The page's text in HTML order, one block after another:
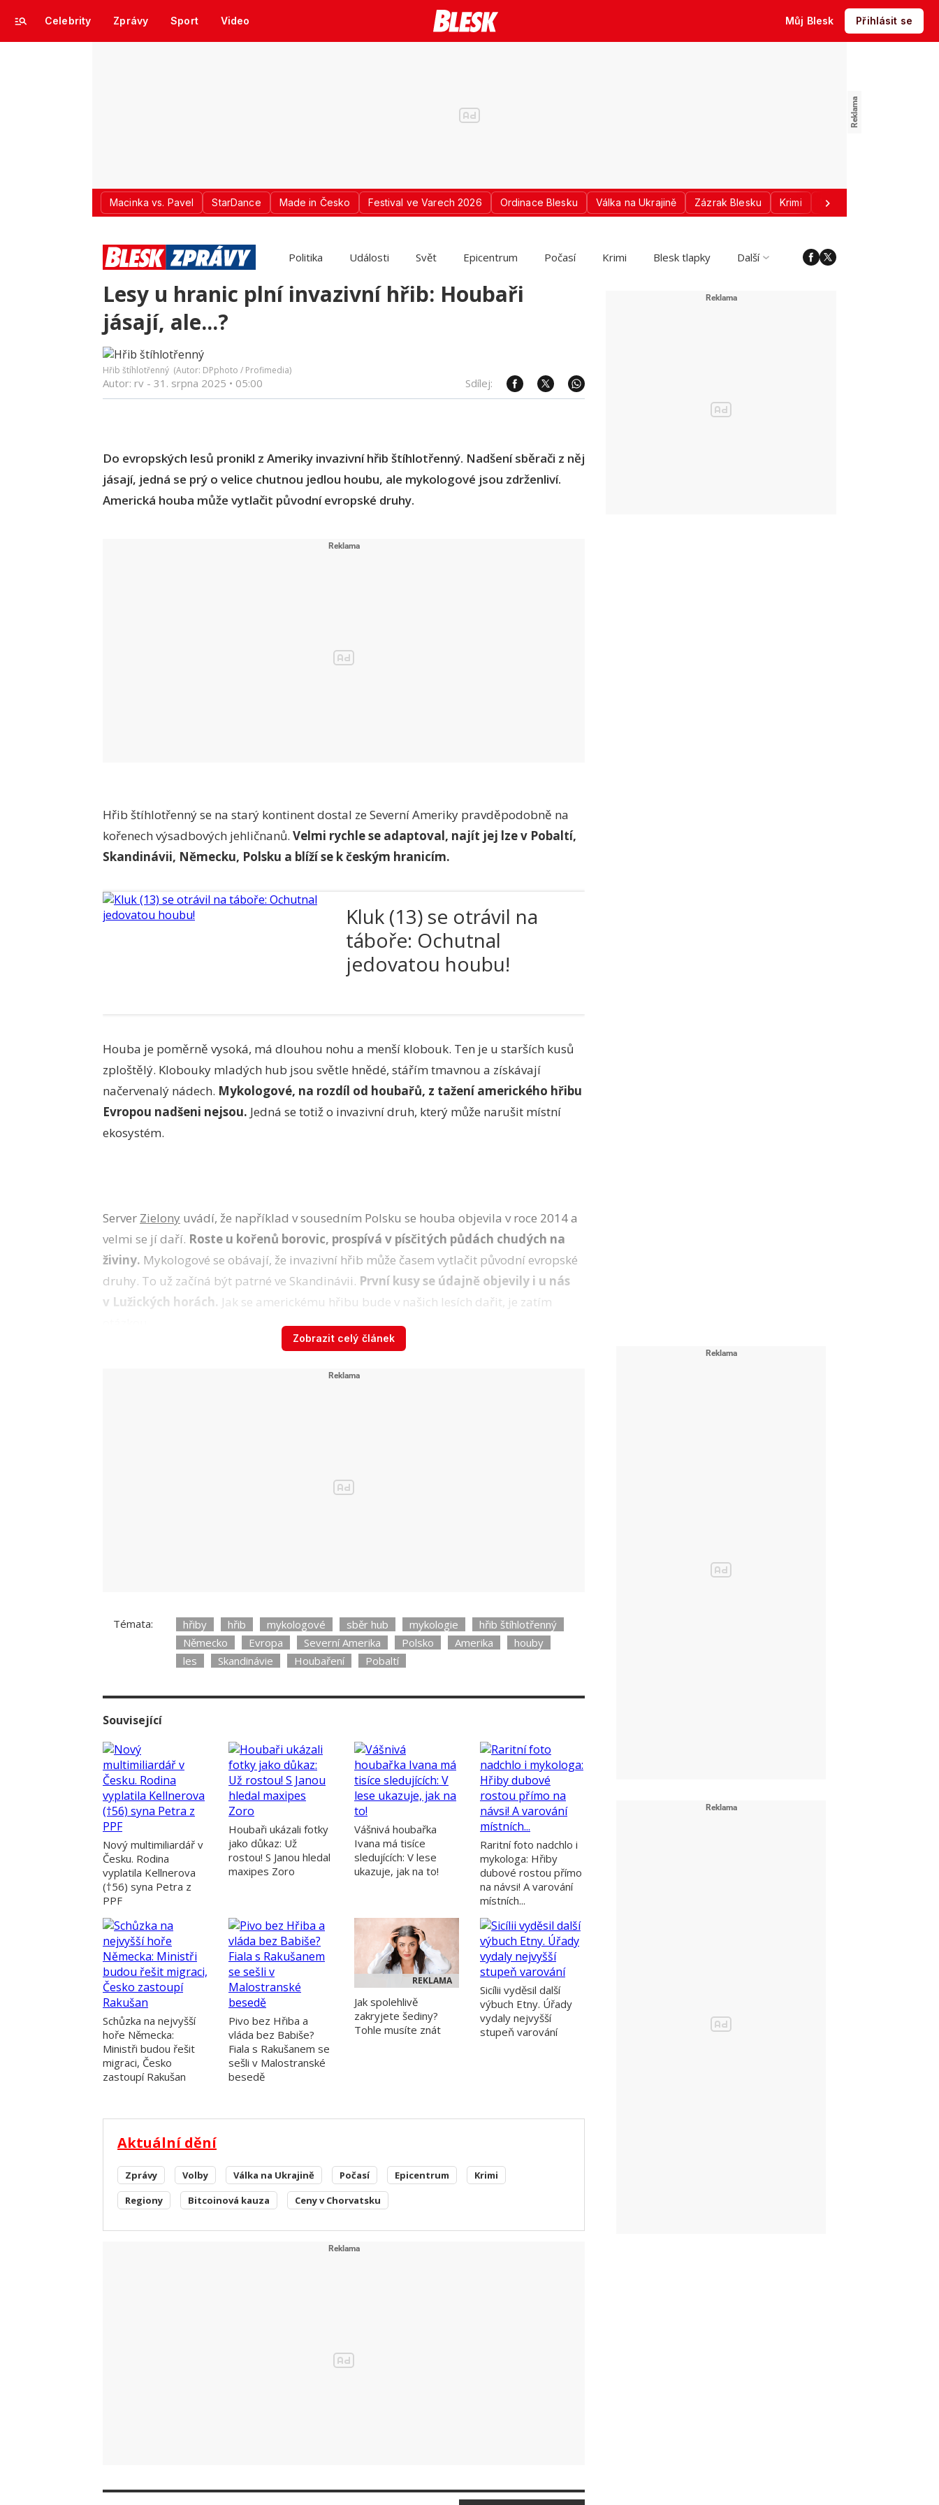
Celebrity Zprávy Sport Video Můj Blesk Přihlásit se
Macinka vs. Pavel StarDance Made in Česko Festival ve Varech 2026 Ordinace Blesku Válka na Ukrajině Zázrak Blesku Krimi Donald Trump
Politika Události Svět Epicentrum Počasí Krimi Blesk tlapky Další
Lesy u hranic plní invazivní hřib: Houbaři
jásají, ale...?
Hřib štíhlotřenný (Autor: DPphoto / Profimedia)
Autor: rv - 31. srpna 2025 • 05:00 Sdílej:
Do evropských lesů pronikl z Ameriky invazivní hřib štíhlotřenný. Nadšení sběrači z něj
jásají, jedná se prý o velice chutnou jedlou houbu, ale mykologové jsou zdrženliví.
Americká houba může vytlačit původní evropské druhy.
Hřib štíhlotřenný se na starý kontinent dostal ze Severní Ameriky pravděpodobně na
kořenech výsadbových jehličnanů. Velmi rychle se adaptoval, najít jej lze v Pobaltí,
Skandinávii, Německu, Polsku a blíží se k českým hranicím.
Kluk (13) se otrávil na
táboře: Ochutnal
jedovatou houbu!
Houba je poměrně vysoká, má dlouhou nohu a menší klobouk. Ten je u starších kusů
zploštělý. Klobouky mladých hub jsou světle hnědé, stářím tmavnou a získávají
načervenalý nádech. Mykologové, na rozdíl od houbařů, z tažení amerického hřibu
Evropou nadšeni nejsou. Jedná se totiž o invazivní druh, který může narušit místní
ekosystém.
Server Zielony uvádí, že například v sousedním Polsku se houba objevila v roce 2014 a
velmi se jí daří. Roste u kořenů borovic, prospívá v písčitých půdách chudých na
živiny. Mykologové se obávají, že invazivní hřib může časem vytlačit původní evropské
druhy. To už začíná být patrné ve Skandinávii. První kusy se údajně objevily i u nás
v Lužických horách. Jak se americkému hřibu bude v našich lesích dařit, je zatím
Jedlé, nejedlé a
Zobrazit celý článek
Témata: hřiby hřib mykologové sběr hub mykologie
hřib štíhlotřenný
Německo
Evropa Severní Amerika Polsko Amerika
houby
les
Skandinávie Houbaření Pobaltí
Související
Nový multimiliardář v
Česku. Rodina
vyplatila Kellnerova
(†56) syna Petra z
PPF
Houbaři ukázali fotky
jako důkaz: Už
rostou! S Janou hledal
maxipes Zoro
Vášnivá houbařka
Ivana má tisíce
sledujících: V lese
ukazuje, jak na to!
Raritní foto nadchlo i
mykologa: Hřiby
dubové rostou přímo
na návsi! A varování
místních...
Schůzka na nejvyšší
hoře Německa:
Ministři budou řešit
migraci, Česko
zastoupí Rakušan
Pivo bez Hřiba a
vláda bez Babiše?
Fiala s Rakušanem se
sešli v Malostranské
besedě
REKLAMA
Jak spolehlivě
zakryjete šediny?
Tohle musíte znát
Sicílii vyděsil další
výbuch Etny. Úřady
vydaly nejvyšší
stupeň varování
Aktuální dění
Zprávy Volby Válka na Ukrajině Počasí Epicentrum
Krimi
Regiony
Bitcoinová kauza Ceny v Chorvatsku